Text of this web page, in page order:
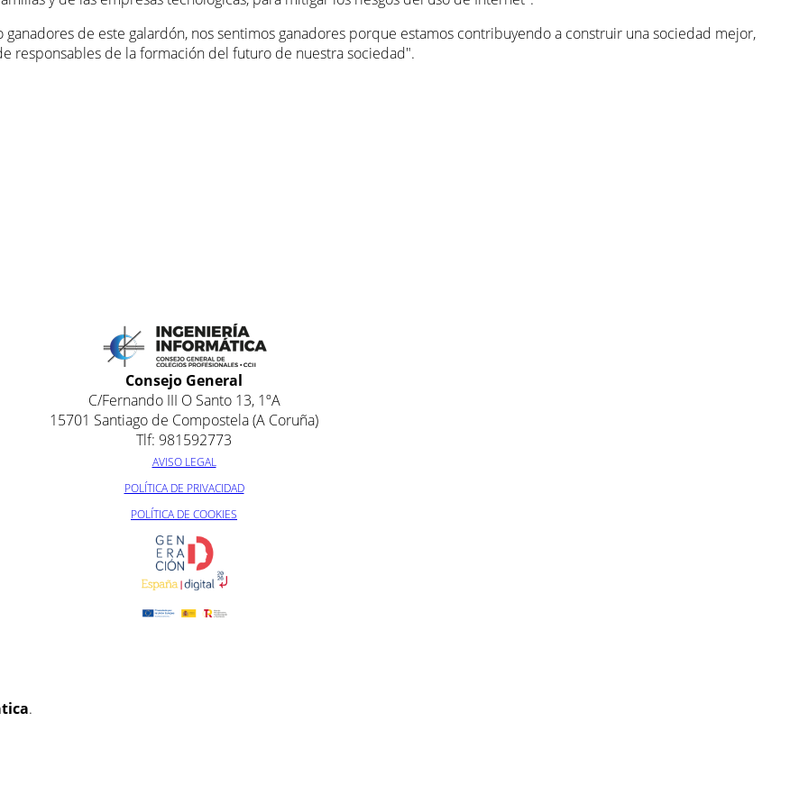
de este galardón, nos sentimos ganadores porque estamos contribuyendo a construir una sociedad mejor,
responsables de la formación del futuro de nuestra sociedad".
Consejo General
C/Fernando III O Santo 13, 1ºA
15701 Santiago de Compostela (A Coruña)
Tlf: 981592773
AVISO LEGAL
POLÍTICA DE PRIVACIDAD
POLÍTICA DE COOKIES
.